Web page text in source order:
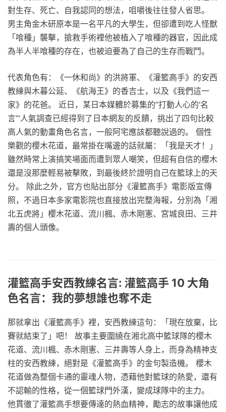
對生存、死亡、自我認同的想法，咀嚼後往往發人省思。
男主角金木研原本是一名平凡的大學生，但卻遭到吃人怪獸
「喰種」襲擊，搶救手術裡他被植入了喰種的器官，因此成
為半人半喰種的存在，也被迫要為了自己的生存而戰鬥。
代表角色有：《一休和尚》的洪將軍、《灌籃高手》的安西
教練與木暮公延、《航海王》的香吉士，以及《我們這一
家》的花爸。 近日，某日本媒體於募集的“打動人心的‘名
言’”人氣調查已經得到了日本網友的反饋，挑出了四句比較
高人氣的動畫角色名言，一般阿宅應該都聽說過的。 個性
樂觀的櫻木花道，最常掛在嘴邊的話就屬：「我是天才！」
雖然時常上演搞笑場面而遭到眾人嘲笑，但超有自信的櫻木
還是沒那麼輕易被擊敗，到最後終於證明自己在籃球上的天
分。 除此之外，官方也貼出部分《灌籃高手》電影版宣傳
照，不過日本多家電影院也直接放出完整海報，分別為「湘
北五虎將」櫻木花道、流川楓、赤木剛憲、宮城良田、三井
壽的個人頭像。
灌籃高手安西教練名言: 灌籃高手 10 大角
色名言：我的夢想誰也奪不走
那就拿出《灌籃高手》裡，安西教練這句：「現在放棄，比
賽就結束了」吧！ 故事主要圍繞在湘北高中籃球隊的櫻木
花道、流川楓、赤木剛憲、三井壽等人身上，而身為精神支
柱的安西教練，絕對是《灌籃高手》的金句製造機。 櫻木
花道做為整個卡通的靈魂人物，憑藉他對籃球的熱愛，還有
不認輸的性格，從一個籃球門外漢，變成球隊中的主力。
他貫徹了灌籃高手想要傳達的熱血精神，勵志的故事讓他成